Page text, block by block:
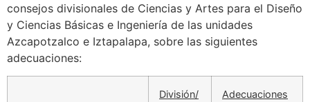
consejos divisionales de Ciencias y Artes para el Diseño
y Ciencias Básicas e Ingeniería de las unidades
Azcapotzalco e Iztapalapa, sobre las siguientes
adecuaciones:
División/
Adecuaciones